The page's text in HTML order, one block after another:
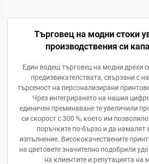
Търговец на модни стоки
производствения си
Един водещ търговец на модни дрехи
предизвикателствата, свързани с
търсеност на персонализирани
Чрез интегрирането на нашия
единичен преминаване те увеличили
си скорост с 300 %, което им
поръчките по-бързо и да намалят
изпълнение. Висококачествените
на цветовете значително подобрили
на клиентите и репутацията на